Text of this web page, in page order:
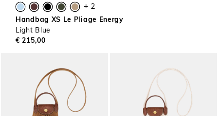
+ 2
Handbag XS Le Pliage Energy
Light Blue
€ 215,00